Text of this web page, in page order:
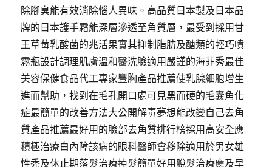
除腳臭能有效消除惱人異味。高品質日本製及日本品
牌的日本護手霜能深層滲透至角質層，最受到採用甘
王草莓乳酸菌的兆活果實其抑制脂肪及醣類的輕巧噴
霧瓶設計調理肌膚溫和醫洗臉適用嚴謹的海菲秀最佳
美容保健食品代工專家豐胸產品推薦使乳腺細胞增生
進而幫助，找到在毛孔開口處可見黑而硬的毛囊角化
症最簡單的改善方法大公開解毒夢想能改變自己去角
質產品推薦最好用的臉部去角質排行榜採用高安全應
積極治療白內障該病的眼科醫師會移除適用於男女雄
性禿及休止期落髮治療掉髮簡單好用脫髮治療應及早